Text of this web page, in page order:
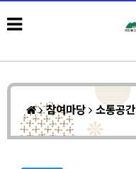
참여마당 소통공간